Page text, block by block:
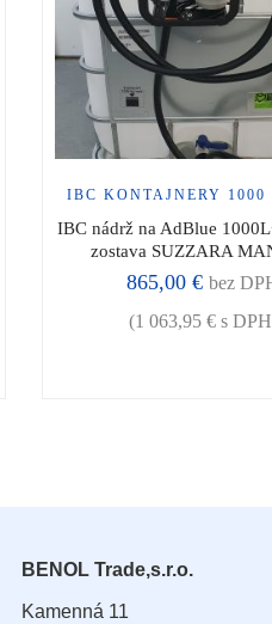
IBC KONTAJNERY 1000
IBC nádrž na AdBlue
zostava SUZZARA
865,00 € bez
(1 063,95 €s
BENOL Trade,s.r.o.
Kamenná 11